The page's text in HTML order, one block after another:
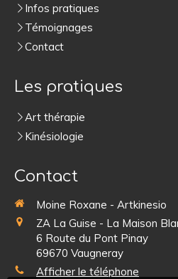
Infos pratiques
Témoignages
Contact
Les pratiques
Art thérapie
Kinésiologie
Contact
Moine Roxane - Artkinesio
ZA La Guise - La Maison
6 Route du Pont Pinay
69670 Vaugneray
Afficher le téléphone